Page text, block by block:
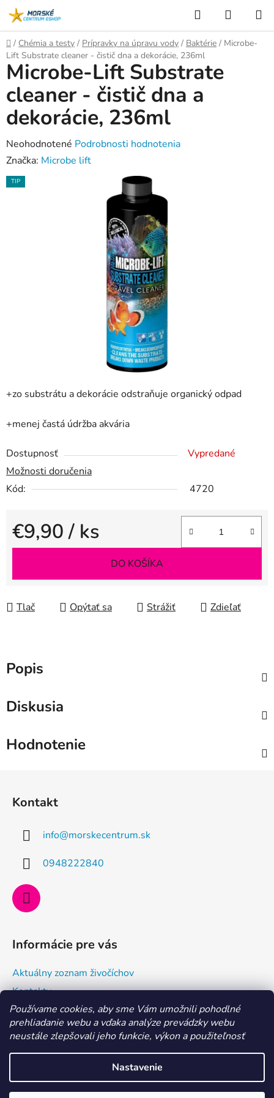
Používame cookies, aby sme Vám umožnili pohodlné
prehliadanie webu a vďaka analýze prevádzky webu
neustále zlepšovali jeho funkcie, výkon a použiteľnosť
Nastavenie
Prejsť
na
obsah
Hľadať
KOŠÍK
Domov
/ Chémia a testy / Prípravky na úpravu vody / Baktérie / Microbe-
Lift Substrate cleaner - čistič dna a dekorácie, 236ml
+zo substrátu a dekorácie odstraňuje organický odpad
+menej častá údržba akvária
Dostupnosť
Vypredané
Možnosti doručenia
Kód:
4720
€9,90/ ks
Jednotková cena:
DO KOŠÍKA
Tlač Opýtať sa Strážiť Zdieľať
Microbe-Lift Substrate
cleaner - čistič dna a
dekorácie, 236ml
Priemerné
hodnotenie
produktu
Neohodnotené Podrobnosti hodnotenia
Značka: Microbe lift
TIP
Popis
Diskusia
Hodnotenie
Kontakt
info@morskecentrum.sk
0948222840
Informácie pre vás
Aktuálny zoznam živočíchov
Kontakty
Doprava a ako nakupovať
Všeobecné obchodné podmienky a dodacie podmienky